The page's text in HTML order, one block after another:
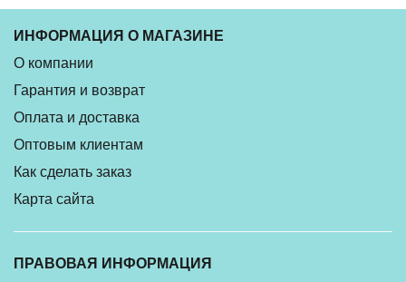
ИНФОРМАЦИЯ О МАГАЗИНЕ
О компании
Гарантия и возврат
Оплата и доставка
Оптовым клиентам
Как сделать заказ
Карта сайта
ПРАВОВАЯ ИНФОРМАЦИЯ